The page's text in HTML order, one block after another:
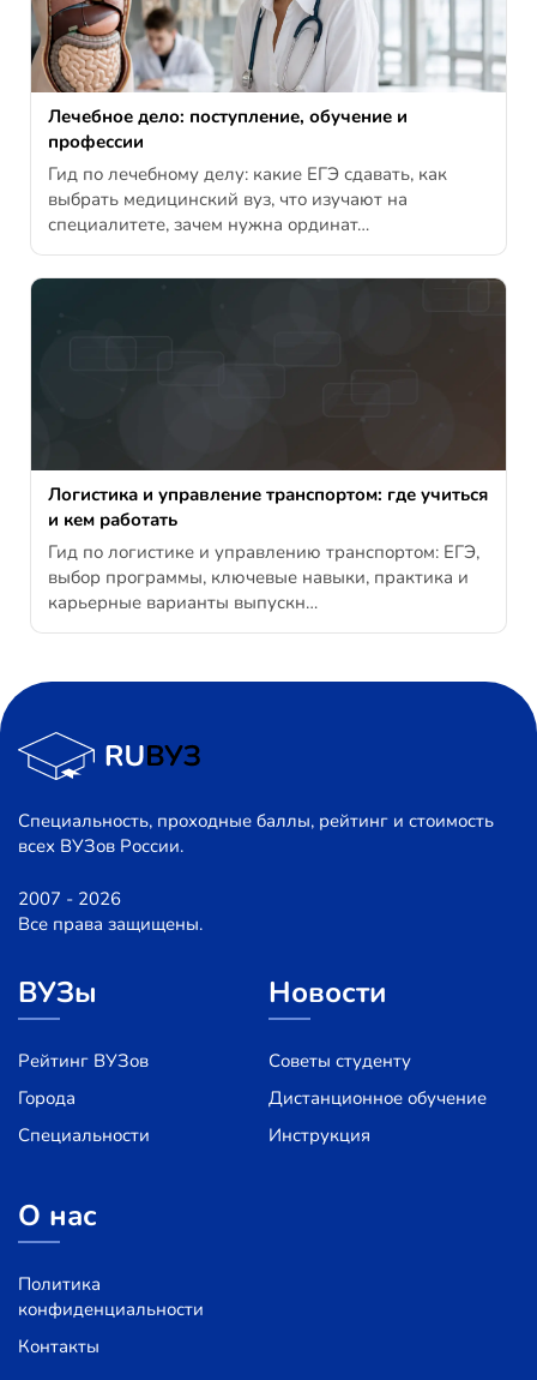
Лечебное дело: поступление, обучение и
профессии
Гид по лечебному делу: какие ЕГЭ сдавать, как
выбрать медицинский вуз, что изучают на
специалитете, зачем нужна ординат…
Логистика и управление транспортом: где учиться
и кем работать
Гид по логистике и управлению транспортом: ЕГЭ,
выбор программы, ключевые навыки, практика и
карьерные варианты выпускн…
Специальность, проходные баллы, рейтинг и стоимость
всех ВУЗов России.
2007 - 2026
Все права защищены.
ВУЗы
Рейтинг ВУЗов
Города
Специальности
Новости
Советы студенту
Дистанционное обучение
Инструкция
О нас
Политика
конфиденциальности
Контакты